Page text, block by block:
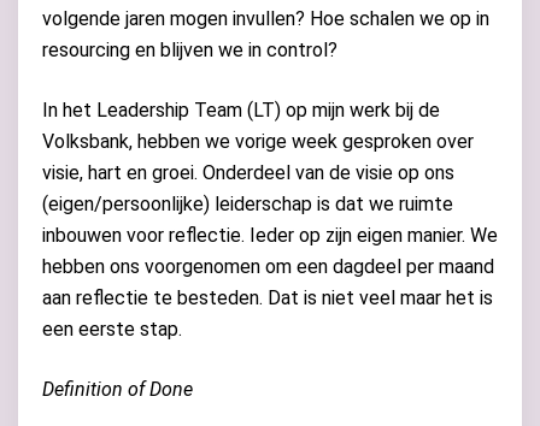
volgende jaren mogen invullen? Hoe schalen we op in
resourcing en blijven we in control?
In het Leadership Team (LT) op mijn werk bij de
Volksbank, hebben we vorige week gesproken over
visie, hart en groei. Onderdeel van de visie op ons
(eigen/persoonlijke) leiderschap is dat we ruimte
inbouwen voor reflectie. Ieder op zijn eigen manier. We
hebben ons voorgenomen om een dagdeel per maand
aan reflectie te besteden. Dat is niet veel maar het is
een eerste stap.
Definition of Done